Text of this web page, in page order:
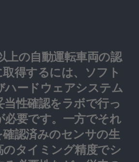
上の自動運転車両の認
得するには、ソフト
ハードウェアシステム
性確認をラボで行っ
要です。一方でそれ
認済みのセンサの生
タイミング精度でシ